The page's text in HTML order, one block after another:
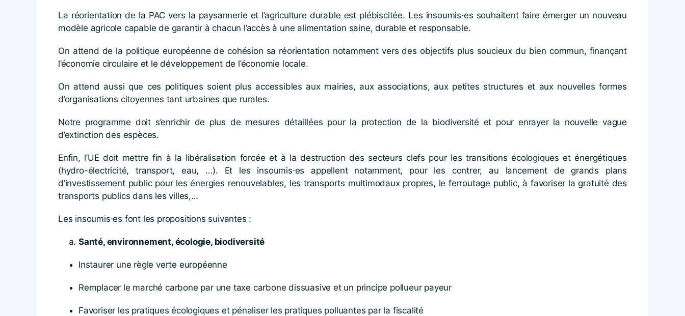
La réorientation de la PAC vers la paysannerie et l’agriculture durable est plébiscitée. Les insoumis⋅es souhaitent faire émerger un nouveau
modèle agricole capable de garantir à chacun l’accès à une alimentation saine, durable et responsable.
On attend de la politique européenne de cohésion sa réorientation notamment vers des objectifs plus soucieux du bien commun, finançant
l’économie circulaire et le développement de l’économie locale.
On attend aussi que ces politiques soient plus accessibles aux mairies, aux associations, aux petites structures et aux nouvelles formes
d’organisations citoyennes tant urbaines que rurales.
Notre programme doit s’enrichir de plus de mesures détaillées pour la protection de la biodiversité et pour enrayer la nouvelle vague
d’extinction des espèces.
Enfin, l’UE doit mettre fin à la libéralisation forcée et à la destruction des secteurs clefs pour les transitions écologiques et énergétiques
(hydro-électricité, transport, eau, …). Et les insoumis⋅es appellent notamment, pour les contrer, au lancement de grands plans
d’investissement public pour les énergies renouvelables, les transports multimodaux propres, le ferroutage public, à favoriser la gratuité des
transports publics dans les villes,…
Les insoumis⋅es font les propositions suivantes :
Santé, environnement, écologie, biodiversité
Instaurer une règle verte européenne
Remplacer le marché carbone par une taxe carbone dissuasive et un principe pollueur payeur
Favoriser les pratiques écologiques et pénaliser les pratiques polluantes par la fiscalité